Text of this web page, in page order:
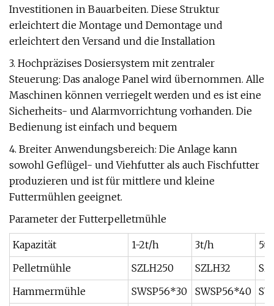
Investitionen in Bauarbeiten. Diese Struktur
erleichtert die Montage und Demontage und
erleichtert den Versand und die Installation
3. Hochpräzises Dosiersystem mit zentraler
Steuerung: Das analoge Panel wird übernommen. Alle
Maschinen können verriegelt werden und es ist eine
Sicherheits- und Alarmvorrichtung vorhanden. Die
Bedienung ist einfach und bequem
4. Breiter Anwendungsbereich: Die Anlage kann
sowohl Geflügel- und Viehfutter als auch Fischfutter
produzieren und ist für mittlere und kleine
Futtermühlen geeignet.
Parameter der Futterpelletmühle
Kapazität 1-2t/h 3t/h
5t/
Pelletmühle
SZLH250 SZLH32
Hammermühle
SWSP56*30 SWSP56*40